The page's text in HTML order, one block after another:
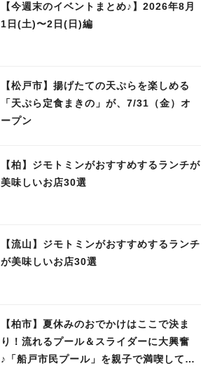
【今週末のイベントまとめ♪】2026年8月
1日(土)〜2日(日)編
【松戸市】揚げたての天ぷらを楽しめる
「天ぷら定食まきの」が、7/31（金）オ
ープン
【柏】ジモトミンがおすすめするランチが
美味しいお店30選
【流山】ジモトミンがおすすめするランチ
が美味しいお店30選
【柏市】夏休みのおでかけはここで決ま
り！流れるプール＆スライダーに大興奮
♪「船戸市民プール」を親子で満喫してき